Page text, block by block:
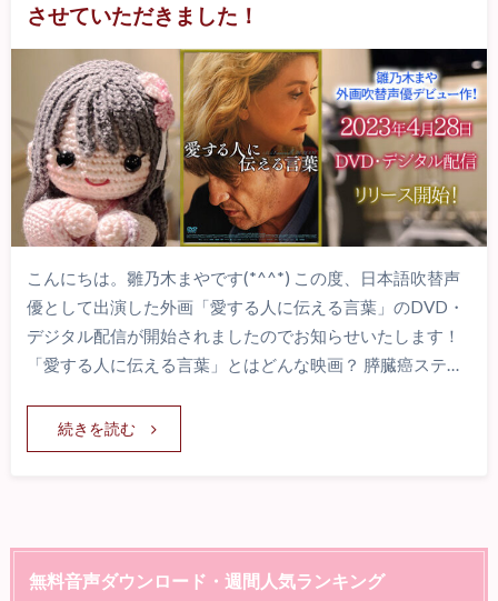
させていただきました！
こんにちは。雛乃木まやです(*^^*) この度、日本語吹替声
優として出演した外画「愛する人に伝える言葉」のDVD・
デジタル配信が開始されましたのでお知らせいたします！
「愛する人に伝える言葉」とはどんな映画？ 膵臓癌ステ…
続きを読む
無料音声ダウンロード・週間人気ランキング